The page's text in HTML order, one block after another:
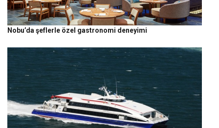
Nobu’da şeflerle özel gastronomi deneyimi